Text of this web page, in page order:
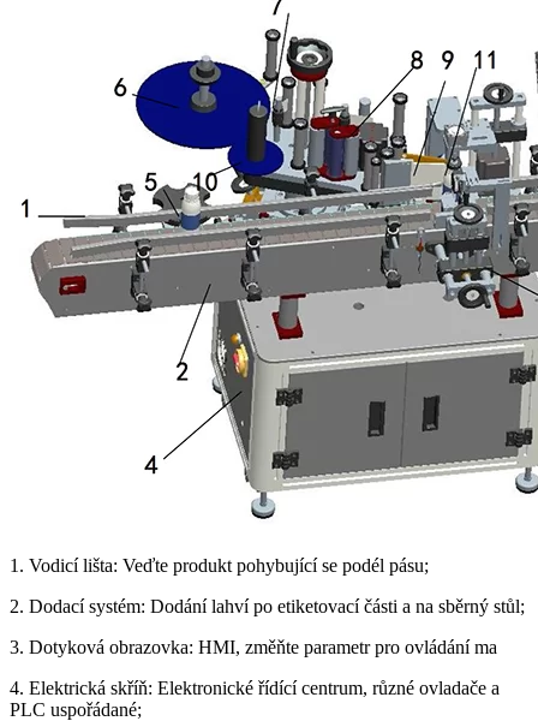
1. Vodicí lišta: Veďte produkt pohybující se podél pásu;
2. Dodací systém: Dodání lahví po etiketovací části a na sběrný stůl;
3. Dotyková obrazovka: HMI, změňte parametr pro ovládání ma
4. Elektrická skříň: Elektronické řídící centrum, různé ovladače a
PLC uspořádané;